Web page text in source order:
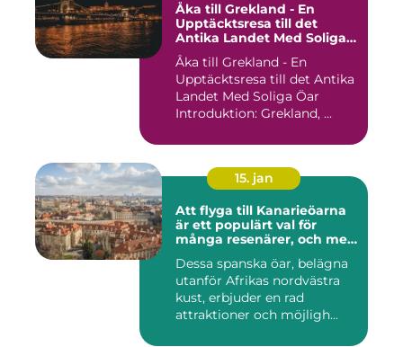
Åka till Grekland - En
Upptäcktsresa till det
Antika Landet Med Soliga
Öar
Åka till Grekland - En
Upptäcktsresa till det Antika
Landet Med Soliga Öar
Introduktion: Grekland, ...
15. jan
Att flyga till Kanarieöarna
är ett populärt val för
många resenärer, och med
Dessa spanska öar, belägna
utanför Afrikas nordvästra
kust, erbjuder en rad
attraktioner och möjligh...